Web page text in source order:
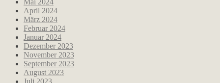
Mai 2024
April 2024
März 2024
Februar 2024
Januar 2024
Dezember 2023
November 2023
September 2023
August 2023